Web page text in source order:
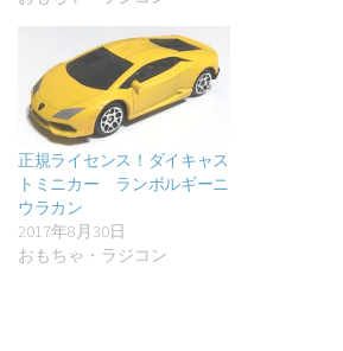
正規ライセンス！ダイキャス
トミニカー ランボルギーニ
ウラカン
2017年8月30日
おもちゃ・ラジコン